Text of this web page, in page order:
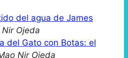
del agua de James
Ojeda
del Gato con Botas: el
Nir Ojeda